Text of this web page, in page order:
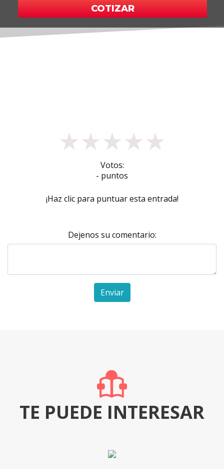
COTIZAR
★★★★★
Votos:
- puntos
¡Haz clic para puntuar esta entrada!
Dejenos su comentario:
Enviar
TE PUEDE INTERESAR